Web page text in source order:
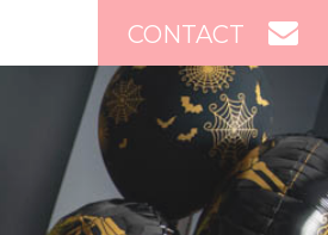
CONTACT